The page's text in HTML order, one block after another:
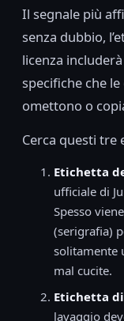
Il segnale più
senza dubbio,
licenza
specifiche che
omettono o
Cerca questi tre
Etichetta
ufficiale di
Spesso
(serigrafia)
solitamente
mal cucite.
Etichetta
lavaggio